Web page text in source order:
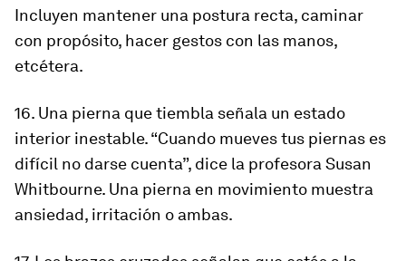
Incluyen mantener una postura recta, caminar
con propósito, hacer gestos con las manos,
etcétera.
16. Una pierna que tiembla señala un estado
interior inestable. “Cuando mueves tus piernas es
difícil no darse cuenta”, dice la profesora Susan
Whitbourne. Una pierna en movimiento muestra
ansiedad, irritación o ambas.